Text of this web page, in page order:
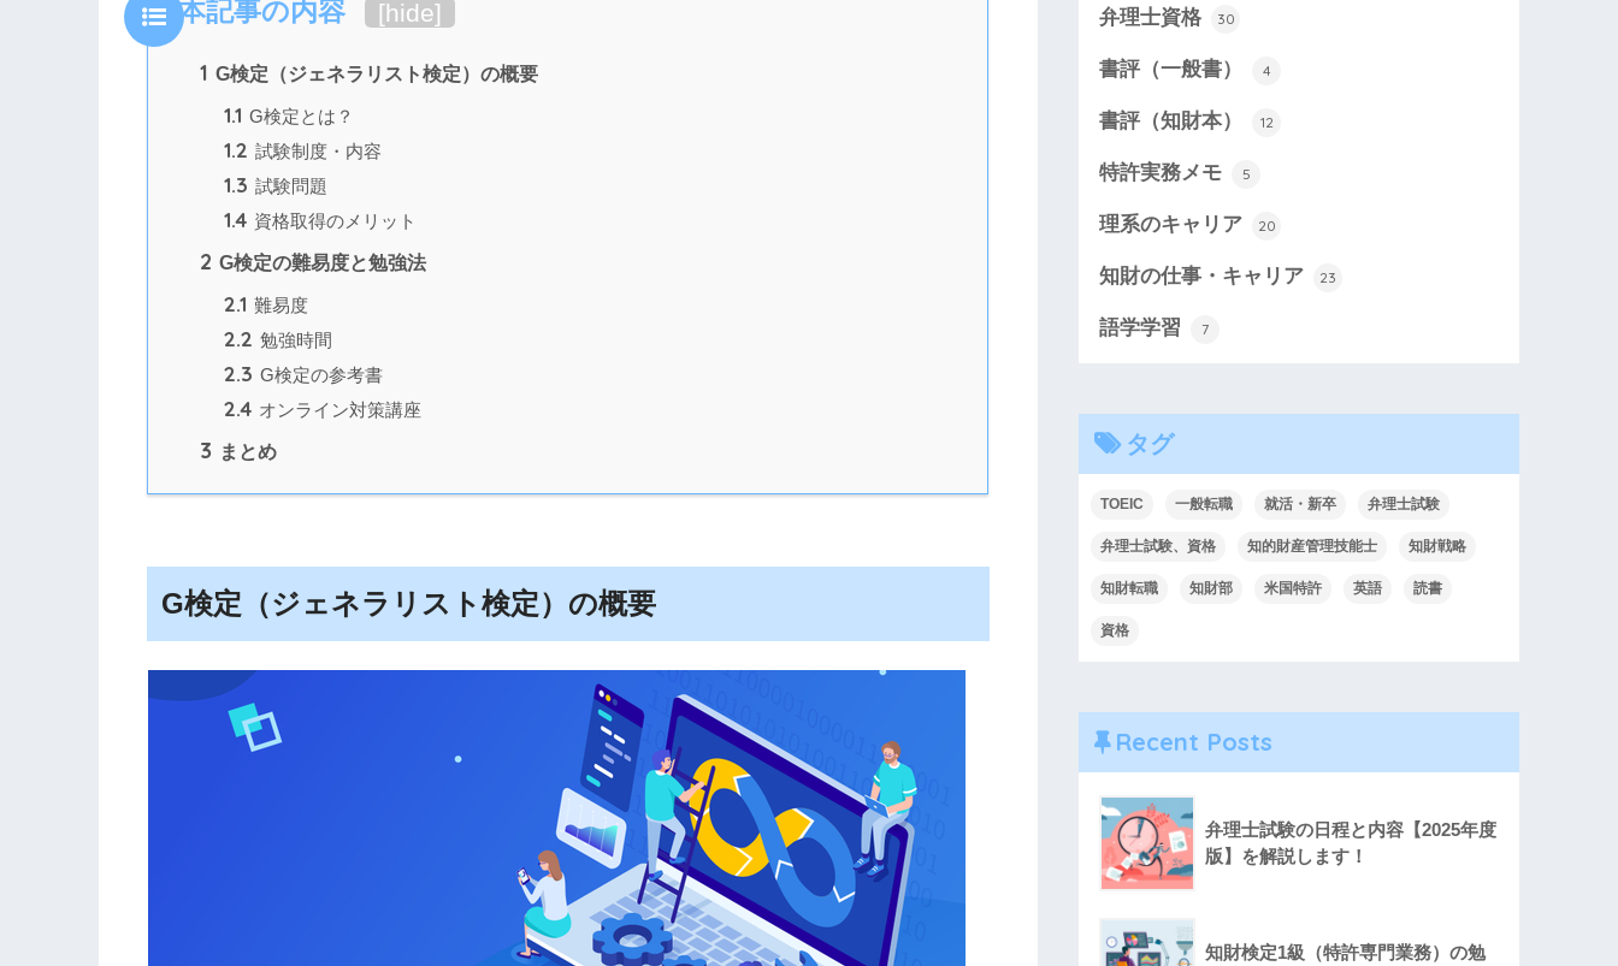
本記事の内容 [hide]
1 G検定（ジェネラリスト検定）の概要
1.1 G検定とは？
1.2 試験制度・内容
1.3 試験問題
1.4 資格取得のメリット
2 G検定の難易度と勉強法
2.1 難易度
2.2 勉強時間
2.3 G検定の参考書
2.4 オンライン対策講座
3 まとめ
G検定（ジェネラリスト検定）の概要
弁理士資格 30
書評（一般書） 4
書評（知財本） 12
特許実務メモ 5
理系のキャリア 20
知財の仕事・キャリア 23
語学学習 7
タグ
TOEIC 一般転職 就活・新卒 弁理士試験
弁理士試験、資格 知的財産管理技能士 知財戦略
知財転職 知財部 米国特許 英語 読書
資格
Recent Posts
弁理士試験の日程と内容【2025年度
版】を解説します！
知財検定1級（特許専門業務）の勉